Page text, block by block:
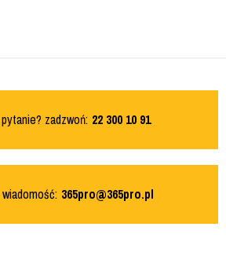
zadzwoń: 22 300 10 91
365pro@365pro.pl